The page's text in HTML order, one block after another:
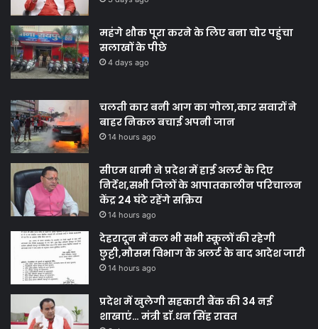
महंगे शौक पूरा करने के लिए बना चोर पहुंचा
सलाखों के पीछे
4 days ago
चलती कार बनी आग का गोला,कार सवारों ने
बाहर निकल बचाई अपनी जान
14 hours ago
सीएम धामी ने प्रदेश में हाई अलर्ट के दिए
निर्देश,सभी जिलों के आपातकालीन परिचालन
केंद्र 24 घंटे रहेंगे सक्रिय
14 hours ago
देहरादून में कल भी सभी स्कूलों की रहेगी
छुट्टी,मौसम विभाग के अलर्ट के बाद आदेश जारी
14 hours ago
प्रदेश में खुलेगी सहकारी बैंक की 34 नई
शाखाएं… मंत्री डाॅ.धन सिंह रावत